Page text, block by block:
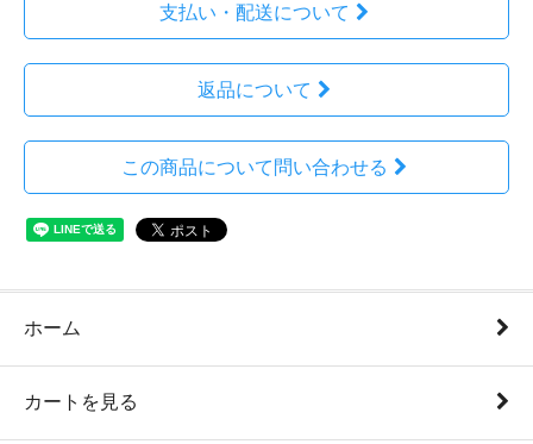
支払い・配送について
返品について
この商品について問い合わせる
ホーム
カートを見る